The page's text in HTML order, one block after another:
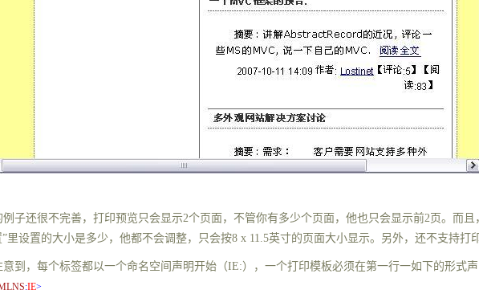
例子还很不完善，打印预览只会显示2个页面，不管你有多少个页面，他也只会显示前2页。而
”里设置的大小是多少，他都不会调整，只会按8 x 11.5英寸的页面大小显示。另外，还不支持打
意到，每个标签都以一个命名空间声明开始（IE:），一个打印模板必须在第一行一如下的形式声
:IE>